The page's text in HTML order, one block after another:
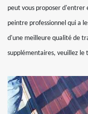
peut vous proposer d'entrer
peintre professionnel qui a
d'une meilleure qualité de
supplémentaires, veuillez